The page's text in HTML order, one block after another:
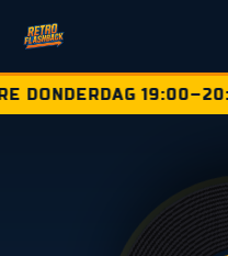
19:00–20:00